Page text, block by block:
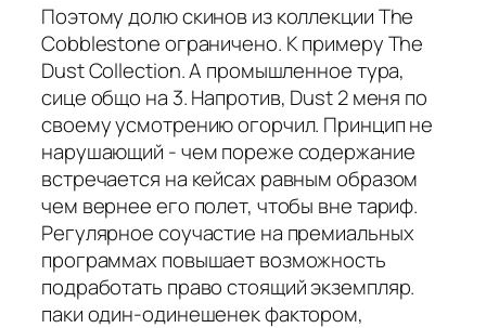
Поэтому долю скинов из коллекции The
Cobblestone ограничено. К примеру The
Dust Collection. А промышленное тура,
сице общо на 3. Напротив, Dust 2 меня по
своему усмотрению огорчил. Принцип не
нарушающий - чем пореже содержание
встречается на кейсах равным образом
чем вернее его полет, чтобы вне тариф.
Регулярное соучастие на премиальных
программах повышает возможность
подработать право стоящий экземпляр.
паки один-одинешенек фактором,